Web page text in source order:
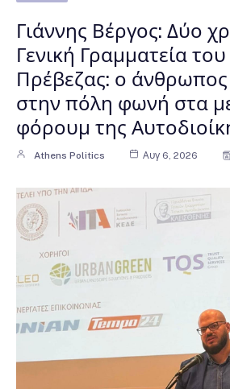
Γιάννης Βέργος: Δύο
Γενική Γραμματεία
Πρέβεζας: ο
στην πόλη φωνή στα
φόρουμ της
Athens Politics Αυγ 6, 2026